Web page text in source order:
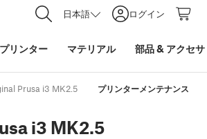
日本語 ログイン
リンター マテリアル 部品& アクセ
Prusa i3 MK2.5 プリンターメンテナンス
i3 MK2.5